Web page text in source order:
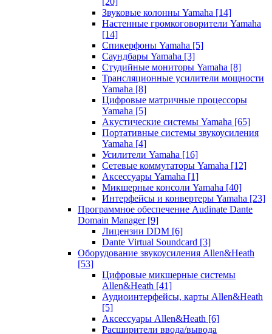
Звуковые колонны Yamaha [14]
Настенные громкоговорители Yamaha
[14]
Спикерфоны Yamaha [5]
Саундбары Yamaha [3]
Студийные мониторы Yamaha [8]
Трансляционные усилители мощности
Yamaha [8]
Цифровые матричные процессоры
Yamaha [5]
Акустические системы Yamaha [65]
Портативные системы звукоусиления
Yamaha [4]
Усилители Yamaha [16]
Сетевые коммутаторы Yamaha [12]
Аксессуары Yamaha [1]
Микшерные консоли Yamaha [40]
Интерфейсы и конвертеры Yamaha [23]
Программное обеспечение Audinate Dante
Domain Manager [9]
Лицензии DDM [6]
Dante Virtual Soundcard [3]
Оборудование звукоусиления Allen&Heath
[53]
Цифровые микшерные системы
Allen&Heath [41]
Аудиоинтерфейсы, карты Allen&Heath
[5]
Аксессуары Allen&Heath [6]
Расширители ввода/вывода